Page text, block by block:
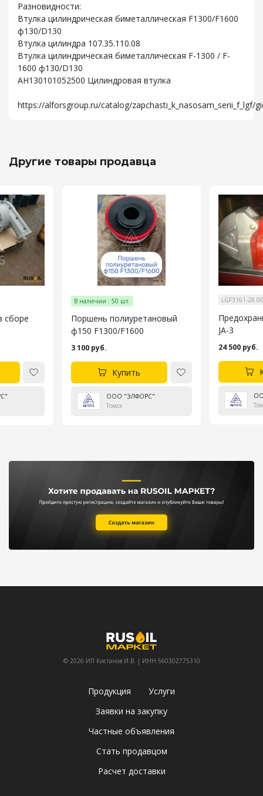
Разновидности:
Втулка цилиндрическая биметаллическая F1300/F1600
ф130/D130
Втулка цилиндра 107.35.110.08
Втулка цилиндрическая биметаллическая F-1300 / F-
1600 ф130/D130
AH130101052500 Цилиндровая втулка
https://alforsgroup.ru/catalog/zapchasti_k_nasosam_serii_f_lgf/
Другие товары продавца
сборе
В наличии : 50 шт.
Поршень полиуретановый
ф150 F1300/F1600
3 100 руб.
Купить
ООО "ЭЛФОРС"
Томск
LGF3161-
JA-3
24 500 руб.
© 2026 ИП Кистанов И.В. | ИНН 560302775310
Продукция
Услуги
Заявки на закупку
Частные объявления
Стать продавцом
Расчет доставки